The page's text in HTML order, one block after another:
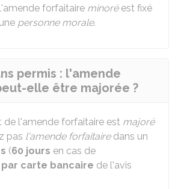
forfaitaire minoréest fixé
personne morale.
permis : l'amende
elle être majorée ?
de l'amende forfaitaire est majoré
pas l'amende forfaitairedans un
(60 jours en cas de
carte bancaire de l'avis